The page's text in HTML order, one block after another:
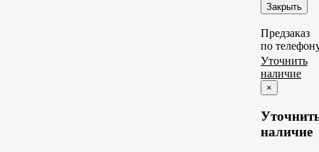
Закрыть
Предзаказ
по
Уточнить
наличие
×
наличие